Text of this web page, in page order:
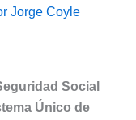
Jorge Coyle
Social
Único de